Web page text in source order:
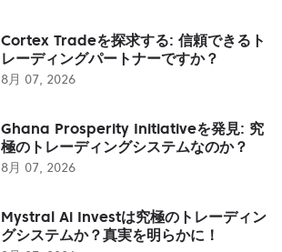
Cortex Tradeを探求する: 信頼できるト
レーディングパートナーですか？
8月 07, 2026
Ghana Prosperity Initiativeを発見: 究
極のトレーディングシステムなのか？
8月 07, 2026
Mystral Ai Investは究極のトレーディン
グシステムか？真実を明らかに！